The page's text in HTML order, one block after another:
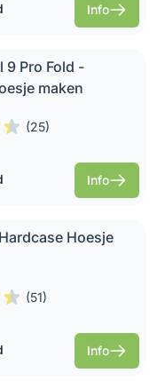
Info
9 Pro Fold -
maken
(25)
Info
Hoesje
(51)
Info